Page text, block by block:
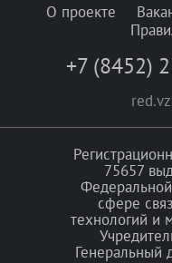
О проекте
+7 (8452)
75657
сфере
технологий и